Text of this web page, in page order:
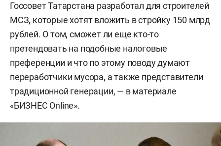
Госсовет Татарстана разработал для строителей
МСЗ, которые хотят вложить в стройку 150 млрд
рублей. О том, сможет ли еще кто-то
претендовать на подобные налоговые
преференции и что по этому поводу думают
переработчики мусора, а также представители
традиционной генерации, — в материале
«БИЗНЕС Online».